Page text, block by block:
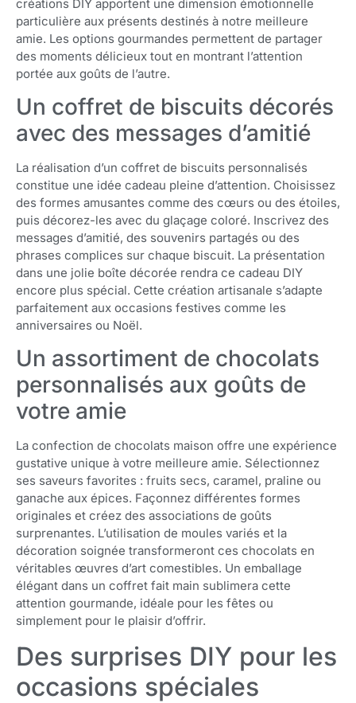
créations DIY apportent une dimension émotionnelle
particulière aux présents destinés à notre meilleure
amie. Les options gourmandes permettent de partager
des moments délicieux tout en montrant l’attention
portée aux goûts de l’autre.
Un coffret de biscuits décorés
avec des messages d’amitié
La réalisation d’un coffret de biscuits personnalisés
constitue une idée cadeau pleine d’attention. Choisissez
des formes amusantes comme des cœurs ou des étoiles,
puis décorez-les avec du glaçage coloré. Inscrivez des
messages d’amitié, des souvenirs partagés ou des
phrases complices sur chaque biscuit. La présentation
dans une jolie boîte décorée rendra ce cadeau DIY
encore plus spécial. Cette création artisanale s’adapte
parfaitement aux occasions festives comme les
anniversaires ou Noël.
Un assortiment de chocolats
personnalisés aux goûts de
votre amie
La confection de chocolats maison offre une expérience
gustative unique à votre meilleure amie. Sélectionnez
ses saveurs favorites : fruits secs, caramel, praline ou
ganache aux épices. Façonnez différentes formes
originales et créez des associations de goûts
surprenantes. L’utilisation de moules variés et la
décoration soignée transformeront ces chocolats en
véritables œuvres d’art comestibles. Un emballage
élégant dans un coffret fait main sublimera cette
attention gourmande, idéale pour les fêtes ou
simplement pour le plaisir d’offrir.
Des surprises DIY pour les
occasions spéciales